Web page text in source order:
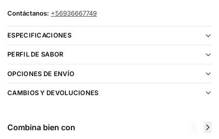
Contáctanos: +56936667749
ESPECIFICACIONES
PERFIL DE SABOR
OPCIONES DE ENVÍO
CAMBIOS Y DEVOLUCIONES
Combina bien con